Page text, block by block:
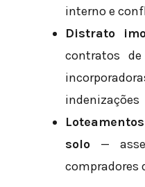
interno e
Distrato
contratos
indenizações
solo —
compradores